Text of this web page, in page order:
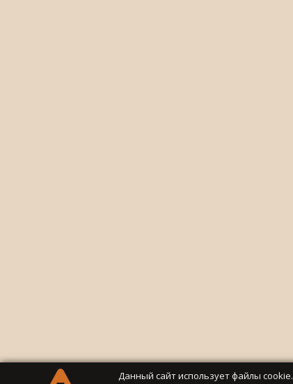
Данный сайт использует файлы cookie.